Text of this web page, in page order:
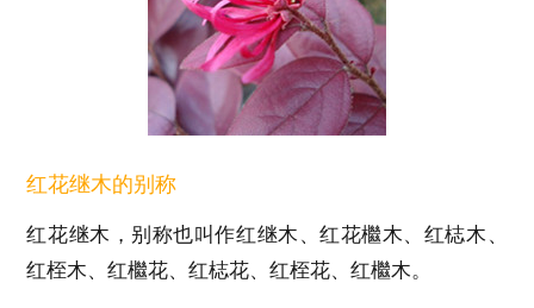
红花继木的别称
红花继木，别称也叫作红继木、红花檵木、红梽木、
红桎木、红檵花、红梽花、红桎花、红檵木。